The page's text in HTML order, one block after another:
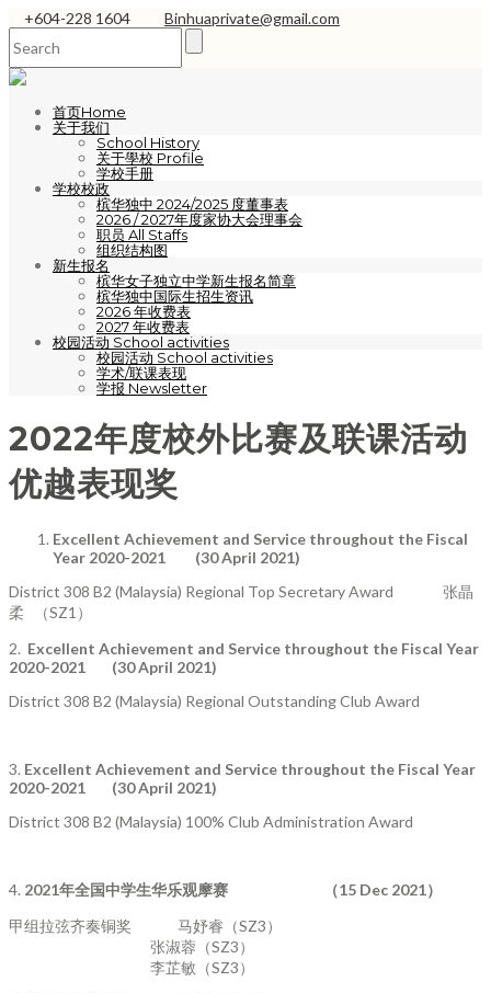
+604-228 1604 Binhuaprivate@gmail.com
首页Home
关于我们
School History
关于學校 Profile
学校手册
学校校政
槟华独中 2024/2025 度董事表
2026 / 2027年度家协大会理事会
职员 All Staffs
组织结构图
新生报名
槟华女子独立中学新生报名简章
槟华独中国际生招生资讯
2026 年收费表
2027 年收费表
校园活动 School activities
校园活动 School activities
学术/联课表现
学报 Newsletter
2022年度校外比赛及联课活动
优越表现奖
Excellent Achievement and Service throughout the Fiscal
Year 2020-2021 (30 April 2021)
District 308 B2 (Malaysia) Regional Top Secretary Award
张晶
柔 （SZ1）
2. Excellent Achievement and Service throughout the Fiscal Year
2020-2021 (30 April 2021)
District 308 B2 (Malaysia) Regional Outstanding Club Award
3. Excellent Achievement and Service throughout the Fiscal Year
2020-2021 (30 April 2021)
District 308 B2 (Malaysia) 100% Club Administration Award
4. 2021年全国中学生华乐观摩赛 （15 Dec 2021）
甲组拉弦齐奏铜奖 马妤睿（SZ3）
张淑蓉（SZ3）
李芷敏（SZ3）